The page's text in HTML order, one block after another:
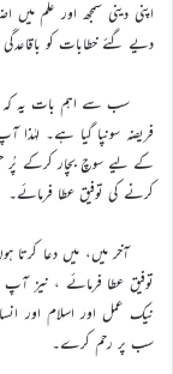
اپنی دینی سمجھ اور علم
دیے گئے خطابات کو
سب سے اہم بات یہ کہ
فریضہ سونپا گیا ہے۔ لہٰذا
کے لیے سوچ بچار کرکے پُر
کرنے کی توفیق عطا فرمائے۔
آخر میں، میں دعا کرتا
توفیق عطا فرمائے ، نیز
نیک عمل اور اسلام اور
سب پر رحم کرے۔